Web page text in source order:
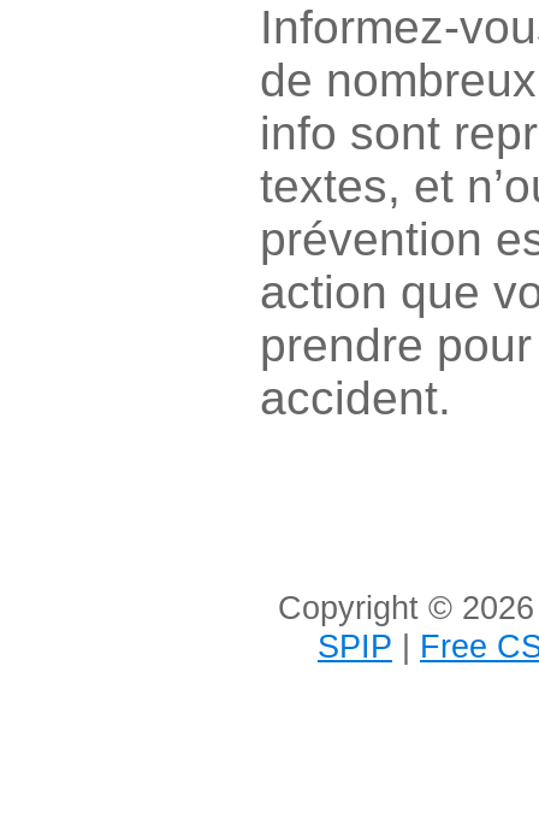
Informez-
de
info sont
textes, et
prévention
action que
prendre
accident.
Copyright ©
SPIP | Free